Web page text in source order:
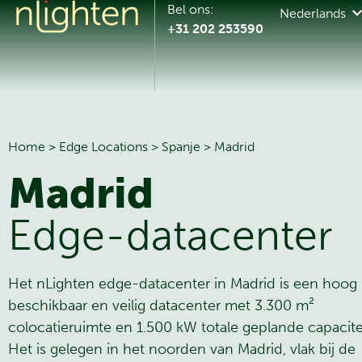
Bel ons:
+31 202 253590
Nederlands
Home > Edge Locations > Spanje > Madrid
Madrid
Edge-datacenter
Het nLighten edge-datacenter in Madrid is een hoog
beschikbaar en veilig datacenter met 3.300 m²
colocatieruimte en 1.500 kW totale geplande
Het is gelegen in het noorden van Madrid, vlak bij de